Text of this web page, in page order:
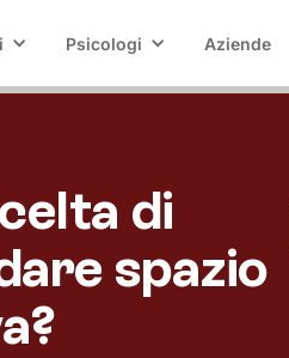
Psicologi Aziende
di
spazio